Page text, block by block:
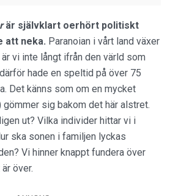
är självklart oerhört politiskt
att neka. Paranoian i vårt land växer
vi inte långt ifrån den värld som
hade en speltid på över 75
Det känns som om en mycket
sig bakom det här alstret.
ut? Vilka individer hittar vi i
ska sonen i familjen lyckas
Vi hinner knappt fundera över
över.